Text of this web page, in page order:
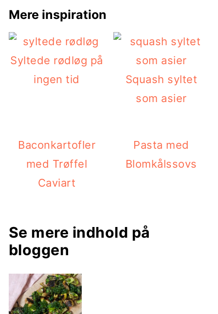
Mere inspiration
Syltede rødløg på
ingen tid
Squash syltet
som asier
Baconkartofler
med Trøffel
Caviart
Pasta med
Blomkålssovs
Se mere indhold på
bloggen